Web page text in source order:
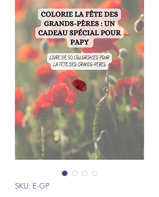
SKU: E-GP